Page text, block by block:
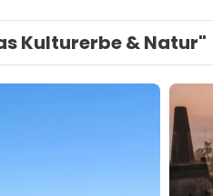
Kulturerbe & Natur"